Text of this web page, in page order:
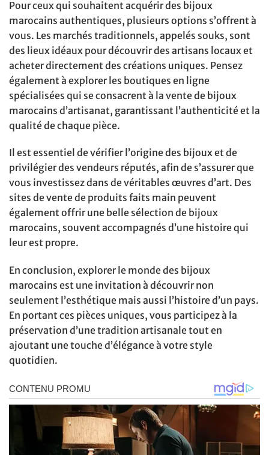
Pour ceux qui souhaitent acquérir des bijoux
marocains authentiques, plusieurs options s’offrent à
vous. Les marchés traditionnels, appelés souks, sont
des lieux idéaux pour découvrir des artisans locaux et
acheter directement des créations uniques. Pensez
également à explorer les boutiques en ligne
spécialisées qui se consacrent à la vente de bijoux
marocains d’artisanat, garantissant l’authenticité et la
qualité de chaque pièce.
Il est essentiel de vérifier l’origine des bijoux et de
privilégier des vendeurs réputés, afin de s’assurer que
vous investissez dans de véritables œuvres d’art. Des
sites de vente de produits faits main peuvent
également offrir une belle sélection de bijoux
marocains, souvent accompagnés d’une histoire qui
leur est propre.
En conclusion, explorer le monde des bijoux
marocains est une invitation à découvrir non
seulement l’esthétique mais aussi l’histoire d’un pays.
En portant ces pièces uniques, vous participez à la
préservation d’une tradition artisanale tout en
ajoutant une touche d’élégance à votre style
quotidien.